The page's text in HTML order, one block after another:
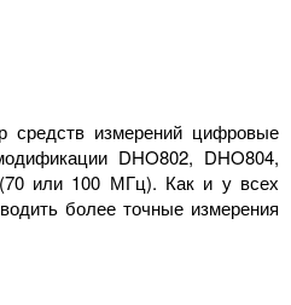
средств измерений цифровые
DHO802, DHO804,
(70 или 100 МГц). Как и у всех
более точные измерения